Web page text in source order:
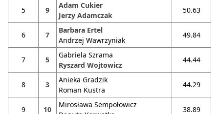
5 9
Adam Cukier
Jerzy Adamczak
50.63
6 7
Barbara Ertel
Andrzej Wawrzyniak
49.84
7 5
Gabriela Szrama
Ryszard Wojtowicz
44.44
8 3
Anieka Gradzik
Roman Kustra
44.29
9 10
Mirosława Sempołowicz
38.89